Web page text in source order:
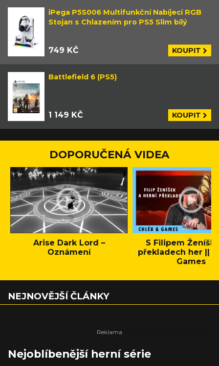
iPega P5S006 Multifunkční Nabíjecí RGB
Stojan s Chlazením pro PS5 Slim bílý
749 KČ KOUPIT
Battlefield 6 (PS5)
1 149 KČ KOUPIT
DOPORUČENÁ VIDEA
Arise Dark Lord –
Oznámení
S Filipem
překladech her ||
Games
NEJNOVĚJŠÍ ČLÁNKY
Nejoblíbenější herní série